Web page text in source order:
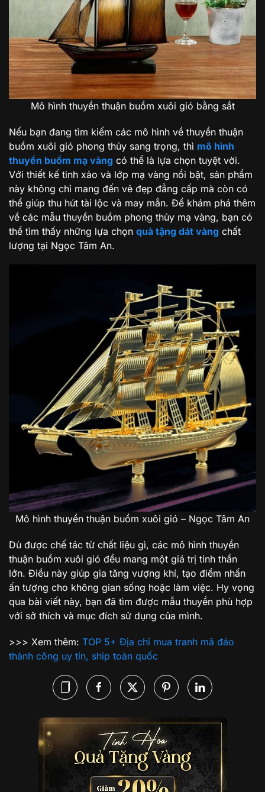
Mô hình thuyền thuận buồm xuôi gió bằng sắt
Nếu bạn đang tìm kiếm các mô hình về thuyền thuận
buồm xuôi gió phong thủy sang trọng, thì mô hình
thuyền buồm mạ vàng có thể là lựa chọn tuyệt vời.
Với thiết kế tinh xảo và lớp mạ vàng nổi bật, sản phẩm
này không chỉ mang đến vẻ đẹp đẳng cấp mà còn có
thể giúp thu hút tài lộc và may mắn. Để khám phá thêm
về các mẫu thuyền buồm phong thủy mạ vàng, bạn có
thể tìm thấy những lựa chọn quà tặng dát vàng chất
lượng tại Ngọc Tâm An.
Mô hình thuyền thuận buồm xuôi gió – Ngọc Tâm An
Dù được chế tác từ chất liệu gì, các mô hình thuyền
thuận buồm xuôi gió đều mang một giá trị tinh thần
lớn. Điều này giúp gia tăng vượng khí, tạo điểm nhấn
ấn tượng cho không gian sống hoặc làm việc. Hy vọng
qua bài viết này, bạn đã tìm được mẫu thuyền phù hợp
với sở thích và mục đích sử dụng của mình.
>>> Xem thêm: TOP 5+ Địa chỉ mua tranh mã đáo
thành công uy tín, ship toàn quốc